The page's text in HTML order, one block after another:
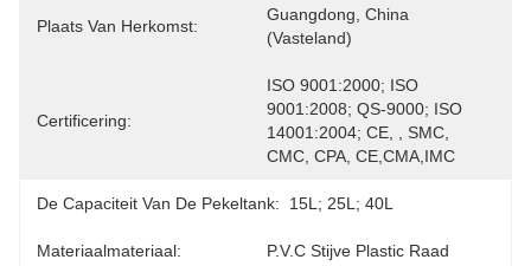
Plaats Van Herkomst:
Guangdong, China
(vasteland)
Certificering:
ISO 9001:2000; ISO
9001:2008; QS-9000; ISO
14001:2004; CE, , SMC,
CMC, CPA, CE,CMA,IMC
De Capaciteit Van De Pekeltank: 15L; 25L; 40L
Materiaalmateriaal: P.V.C Stijve Plastic Raad